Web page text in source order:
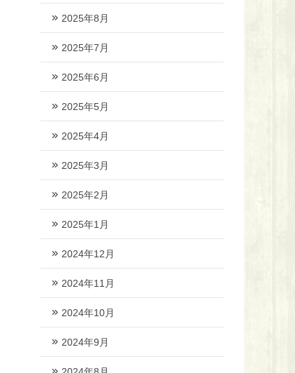
2025年8月
2025年7月
2025年6月
2025年5月
2025年4月
2025年3月
2025年2月
2025年1月
2024年12月
2024年11月
2024年10月
2024年9月